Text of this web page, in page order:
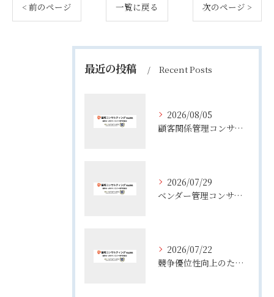
< 前のページ 一覧に戻る 次のページ >
最近の投稿 Recent Posts
2026/08/05
顧客関係管理コンサルティングの実態とコンサルが担う役割や年収のリアル
2026/07/29
ベンダー管理コンサルティングで実務が変わる役割整理と失敗しない進め方
2026/07/22
競争優位性向上のためのコンサル活用術と企業成長を実現する実践ポイント